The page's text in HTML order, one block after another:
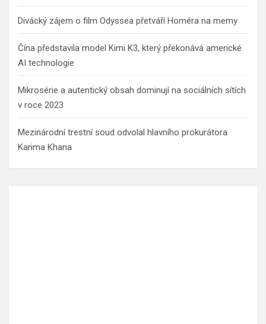
Divácký zájem o film Odyssea přetváří Homéra na memy
Čína představila model Kimi K3, který překonává americké
AI technologie
Mikrosérie a autentický obsah dominují na sociálních sítích
v roce 2023
Mezinárodní trestní soud odvolal hlavního prokurátora
Karima Khana